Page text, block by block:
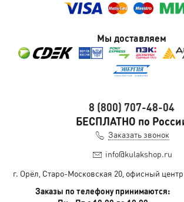
Мы доставляем
8 (800) 707-48-04
БЕСПЛАТНО по
Заказать звонок
info@kulakshop.ru
г. Орёл, Старо-Московская 20, офисный
Заказы по телефону принимаются: